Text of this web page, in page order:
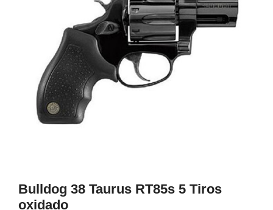
Bulldog 38 Taurus RT85s 5 Tiros
oxidado